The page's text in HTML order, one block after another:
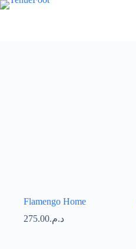
Passer
Flamengo Home
د.م.275.00